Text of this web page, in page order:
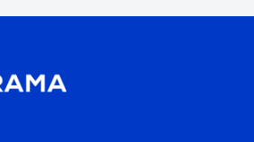
by one company over a short